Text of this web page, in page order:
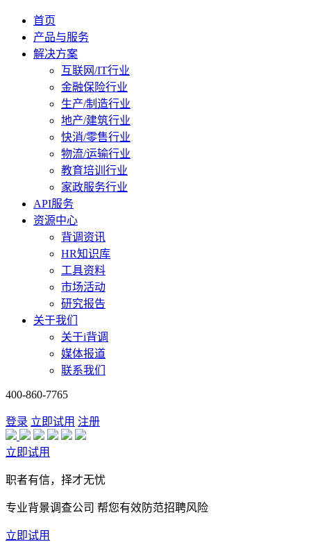
首页
产品与服务
解决方案
互联网/IT行业
金融保险行业
生产/制造行业
地产/建筑行业
快消/零售行业
物流/运输行业
教育培训行业
家政服务行业
API服务
资源中心
背调资讯
HR知识库
工具资料
市场活动
研究报告
关于我们
关于i背调
媒体报道
联系我们
400-860-7765
登录 立即试用 注册
立即试用
职者有信，择才无忧
专业背景调查公司 帮您有效防范招聘风险
立即试用